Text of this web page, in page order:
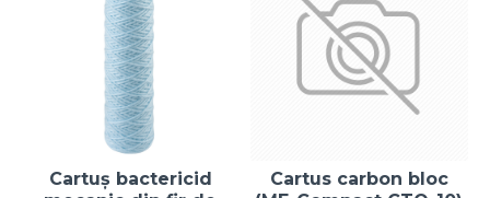
Cartuș bactericid
Cartus carbon bloc